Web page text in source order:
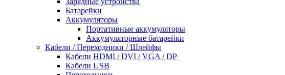
Батарейки
Аккумуляторы
Портативные аккумуляторы
Аккумуляторные батарейки
Кабели / Переходники / Шлейфы
Кабели HDMI / DVI / VGA / DP
Кабели USB